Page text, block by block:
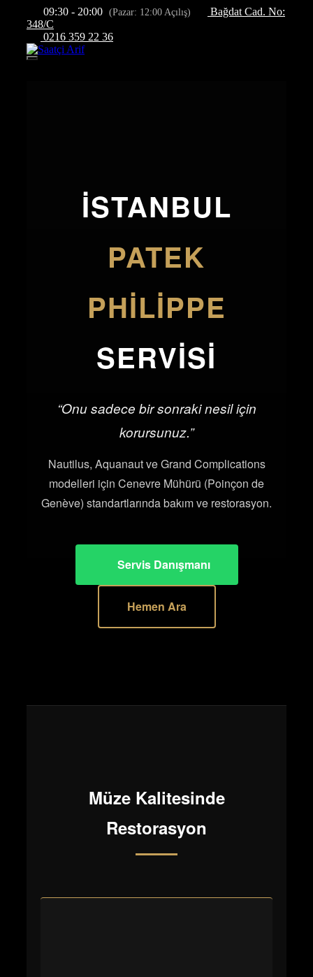
09:30 - 20:00 (Pazar: 12:00 Açılış)
Bağdat Cad. No:
348/C
0216 359 22 36
Menü
İSTANBUL
PATEK
PHILIPPE
SERVISI
“Onu sadece bir sonraki nesil için
korursunuz.”
Nautilus, Aquanaut ve Grand Complications
modelleri için Cenevre Mühürü (Poinçon de
Genève) standartlarında bakım ve restorasyon.
Servis Danışmanı
Hemen Ara
Müze Kalitesinde
Restorasyon